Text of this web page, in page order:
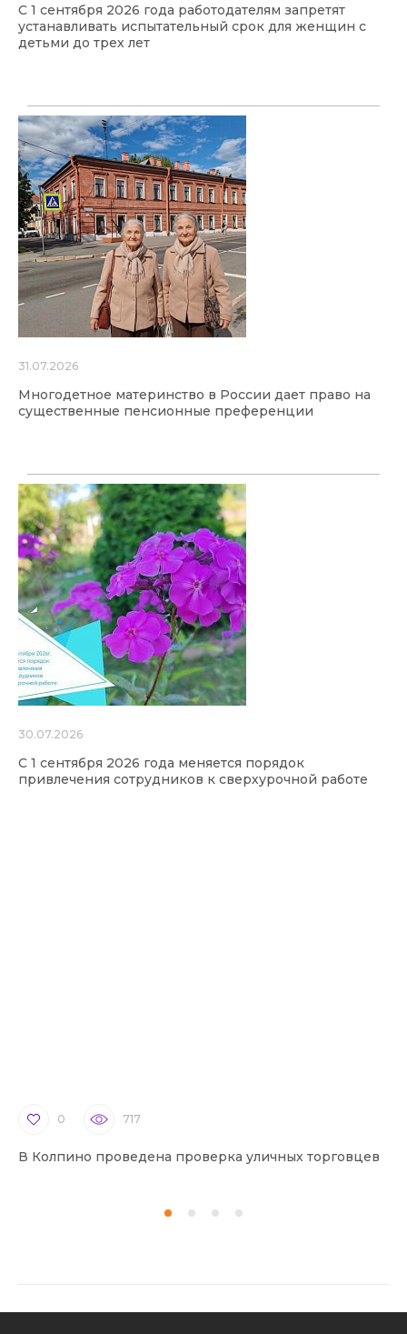
С 1 сентября 2026 года работодателям запретят
устанавливать испытательный срок для женщин с
детьми до трех лет
31.07.2026
Многодетное материнство в России дает право на
существенные пенсионные преференции
30.07.2026
С 1 сентября 2026 года меняется порядок
привлечения сотрудников к сверхурочной работе
0 717
В Колпино проведена проверка уличных торговцев